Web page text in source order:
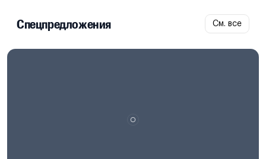
Спецпредложения См. все